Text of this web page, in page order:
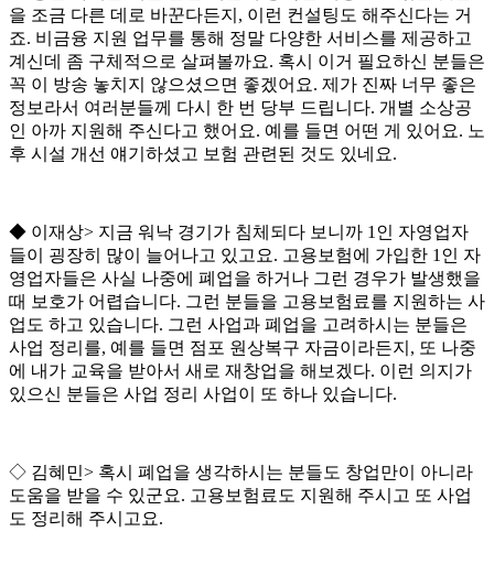
을 조금 다른 데로 바꾼다든지 , 이런 컨설팅도 해주신다는 거
죠. 비금융 지원 업무를 통해 정말 다양한 서비스를 제공하고
계신데 좀 구체적으로 살펴볼까요. 혹시 이거 필요하신 분들은
꼭 이 방송 놓치지 않으셨으면 좋겠어요. 제가 진짜 너무 좋은
정보라서 여러분들께 다시 한 번 당부 드립니다. 개별 소상공
인 아까 지원해 주신다고 했어요. 예를 들면 어떤 게 있어요. 노
후 시설 개선 얘기하셨고 보험 관련된 것도 있네요.
◆ 이재상> 지금 워낙 경기가 침체되다 보니까 1 인 자영업자
들이 굉장히 많이 늘어나고 있고요. 고용보험에 가입한 1 인 자
영업자들은 사실 나중에 폐업을 하거나 그런 경우가 발생했을
때 보호가 어렵습니다. 그런 분들을 고용보험료를 지원하는 사
업도 하고 있습니다. 그런 사업과 폐업을 고려하시는 분들은
사업 정리를, 예를 들면 점포 원상복구 자금이라든지 , 또 나중
에 내가 교육을 받아서 새로 재창업을 해보겠다. 이런 의지가
있으신 분들은 사업 정리 사업이 또 하나 있습니다.
◇ 김혜민> 혹시 폐업을 생각하시는 분들도 창업만이 아니라
도움을 받을 수 있군요. 고용보험료도 지원해 주시고 또 사업
도 정리해 주시고요.